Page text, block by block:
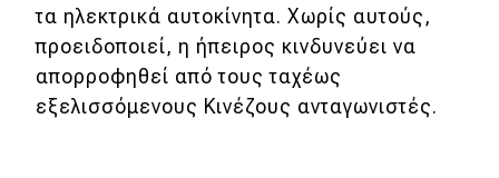
Δοκιμή
Αποστολή
Συγκρίνουμε
τα ηλεκτρικά αυτοκίνητα. Χωρίς αυτούς,
προειδοποιεί, η ήπειρος κινδυνεύει να
απορροφηθεί από τους ταχέως
εξελισσόμενους Κινέζους ανταγωνιστές.